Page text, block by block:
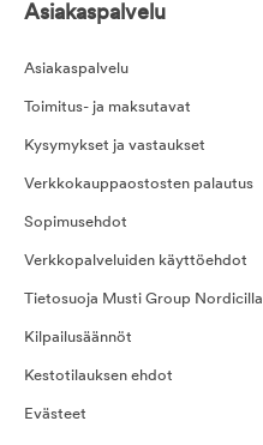
Asiakaspalvelu
Asiakaspalvelu
Toimitus- ja maksutavat
Kysymykset ja vastaukset
Verkkokauppaostosten palautus
Sopimusehdot
Verkkopalveluiden käyttöehdot
Tietosuoja Musti Group Nordicilla
Kilpailusäännöt
Kestotilauksen ehdot
Evästeet